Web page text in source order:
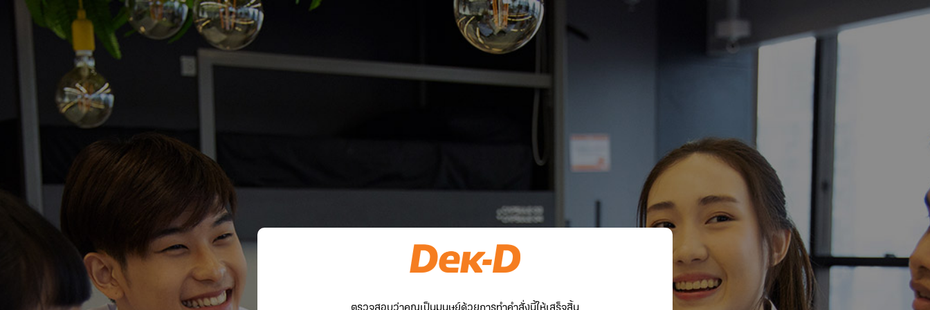
ตรวจสอบว่าคุณเป็นมนุษย์ด้วยการทำคำสั่งนี้ให้เสร็จสิ้น